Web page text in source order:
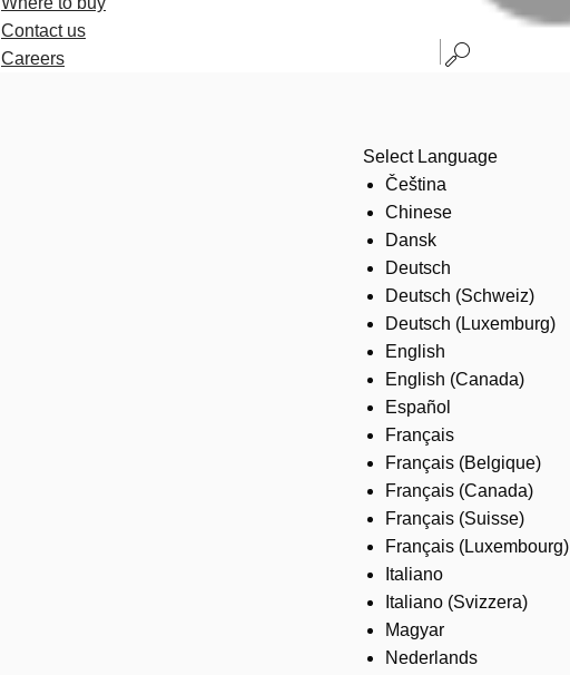
Contact us
Careers
Select Language
Čeština
Chinese
Dansk
Deutsch
Deutsch (Schweiz)
Deutsch (Luxemburg)
English
English (Canada)
Español
Français
Français (Belgique)
Français (Canada)
Français (Suisse)
Français (Luxembourg)
Italiano
Italiano (Svizzera)
Magyar
Nederlands